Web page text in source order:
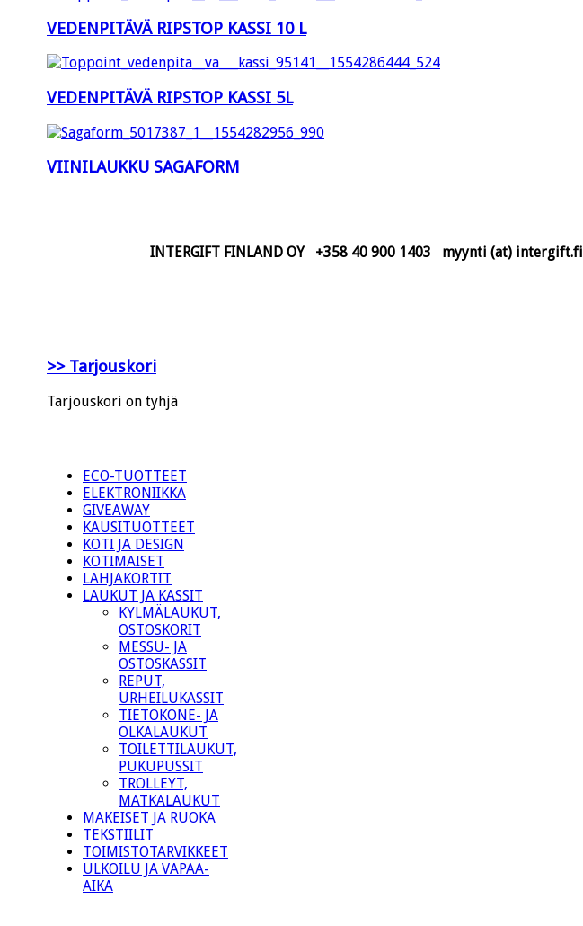
VEDENPITÄVÄ RIPSTOP KASSI 10 L
VEDENPITÄVÄ RIPSTOP KASSI 5L
VIINILAUKKU SAGAFORM
INTERGIFT FINLAND OY +358 40 900 1403 myynti (at) intergift.fi
>> Tarjouskori
Tarjouskori on tyhjä
ECO-TUOTTEET
ELEKTRONIIKKA
GIVEAWAY
KAUSITUOTTEET
KOTI JA DESIGN
KOTIMAISET
LAHJAKORTIT
LAUKUT JA KASSIT
KYLMÄLAUKUT,
OSTOSKORIT
MESSU- JA
OSTOSKASSIT
REPUT,
URHEILUKASSIT
TIETOKONE- JA
OLKALAUKUT
TOILETTILAUKUT,
PUKUPUSSIT
TROLLEYT,
MATKALAUKUT
MAKEISET JA RUOKA
TEKSTIILIT
TOIMISTOTARVIKKEET
ULKOILU JA VAPAA-
AIKA